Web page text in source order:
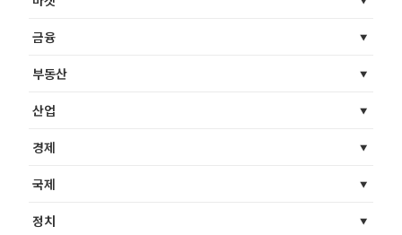
금융
부동산
산업
경제
국제
정치